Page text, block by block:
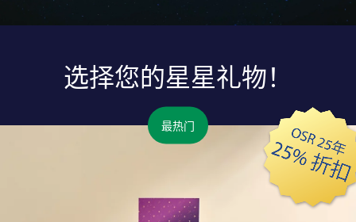
选择您的星星礼物！
最热门